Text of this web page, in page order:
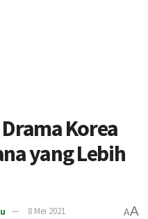
Korea
yang Lebih
8 Mei 2021 AA